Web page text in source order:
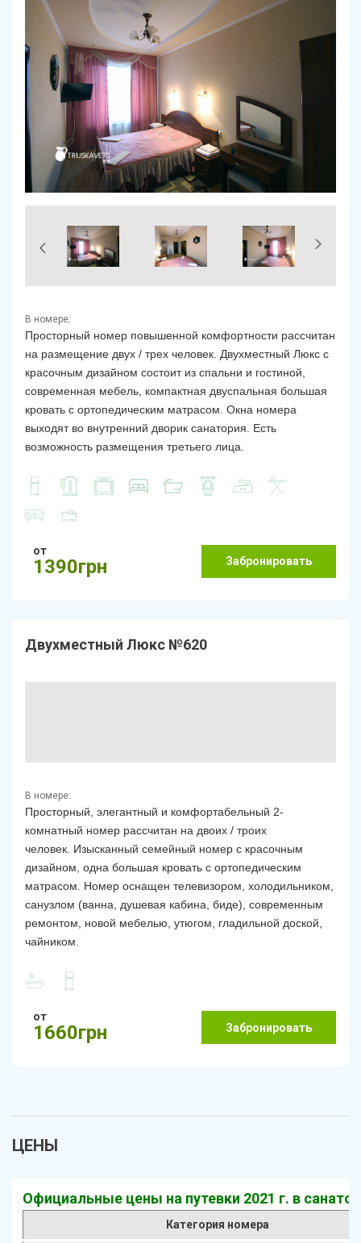
В номере:
Просторный номер повышенной комфортности рассчитан
на размещение двух / трех человек. Двухместный Люкс с
красочным дизайном состоит из спальни и гостиной,
современная мебель, компактная двуспальная большая
кровать с ортопедическим матрасом. Окна номера
выходят во внутренний дворик санатория. Есть
возможность размещения третьего лица.
от
1390грн Забронировать
Двухместный Люкс №620
В номере:
Просторный, элегантный и комфортабельный 2-
комнатный номер рассчитан на двоих / троих
человек. Изысканный семейный номер с красочным
дизайном, одна большая кровать с ортопедическим
матрасом. Номер оснащен телевизором, холодильником,
санузлом (ванна, душевая кабина, биде), современным
ремонтом, новой мебелью, утюгом, гладильной доской,
чайником.
от
1660грн Забронировать
ЦЕНЫ
Официальные цены на путевки 2021 г. в
Категория номера